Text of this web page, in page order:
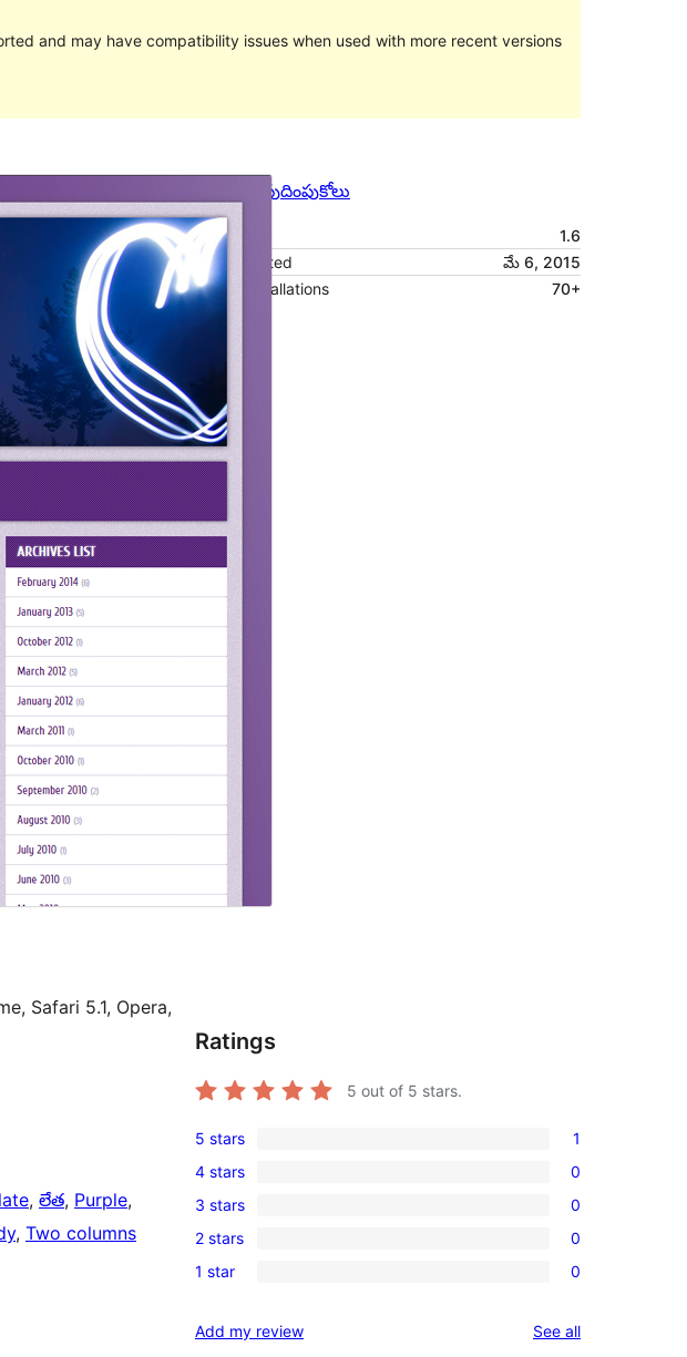
and may have compatibility issues when used with more recent versions
మునుజూపుదింపుకోలు
వెర్షన్
1.6
Last updated
మే 6, 2015
Active installations
70+
Safari 5.1, Opera,
, లేత, Purple
, Two columns
Ratings
5 out of 5 stars.
1
5-
star
review
5 stars 1
0
4-
star
reviews
4 stars 0
0
3-
star
3 stars 0
0
2-
reviews
2 stars 0
0
star
1 star 0
Add my review See allreviews